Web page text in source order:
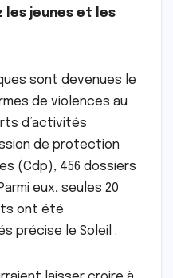
jeunes et les
sont devenues le
de violences au
d’activités
de protection
(Cdp), 456 dossiers
eux, seules 20
ont été
précise le Soleil .